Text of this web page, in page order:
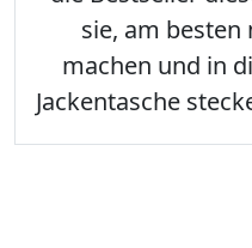
sie, am besten
machen und in
Jackentasche